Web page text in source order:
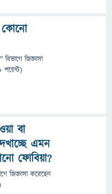
কোনো
" বিভাগে জিজ্ঞাসা
পয়েন্ট)
বা
এমন
ফোবিয়া?
জিজ্ঞাসাকরেছেন